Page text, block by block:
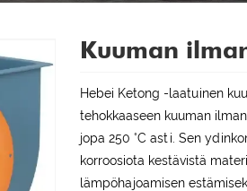
Kuuman
Hebei Ketong -laatuinen
tehokkaaseen kuuman
jopa 250 °C asti. Sen
korroosiota kestävistä
lämpöhajoamisen